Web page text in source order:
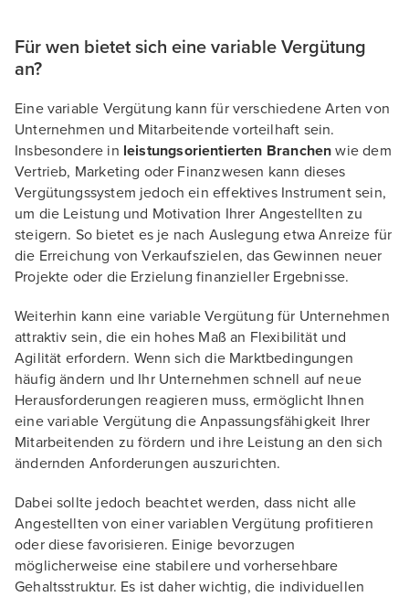
Für wen bietet sich eine variable Vergütung
an?
Eine variable Vergütung kann für verschiedene Arten von
Unternehmen und Mitarbeitende vorteilhaft sein.
Insbesondere in leistungsorientierten Branchen wie dem
Vertrieb, Marketing oder Finanzwesen kann dieses
Vergütungssystem jedoch ein effektives Instrument sein,
um die Leistung und Motivation Ihrer Angestellten zu
steigern. So bietet es je nach Auslegung etwa Anreize für
die Erreichung von Verkaufszielen, das Gewinnen neuer
Projekte oder die Erzielung finanzieller Ergebnisse.
Weiterhin kann eine variable Vergütung für Unternehmen
attraktiv sein, die ein hohes Maß an Flexibilität und
Agilität erfordern. Wenn sich die Marktbedingungen
häufig ändern und Ihr Unternehmen schnell auf neue
Herausforderungen reagieren muss, ermöglicht Ihnen
eine variable Vergütung die Anpassungsfähigkeit Ihrer
Mitarbeitenden zu fördern und ihre Leistung an den sich
ändernden Anforderungen auszurichten.
Dabei sollte jedoch beachtet werden, dass nicht alle
Angestellten von einer variablen Vergütung profitieren
oder diese favorisieren. Einige bevorzugen
möglicherweise eine stabilere und vorhersehbare
Gehaltsstruktur. Es ist daher wichtig, die individuellen